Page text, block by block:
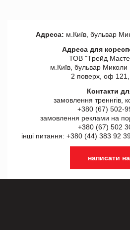
Адреса: м.Київ, бульвар
Адреса для
ТОВ "Tрейд
м.Київ, бульвар Миколи
2 поверх, оф
Контакти
замовлення треннгів,
+380 (67) 502-
замовлення реклами на
+380 (67) 502
інші питання: +380 (44) 383 92
написати